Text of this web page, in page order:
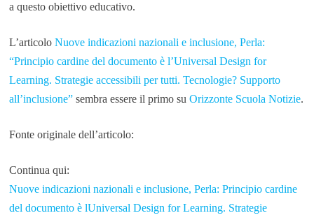
a questo obiettivo educativo.
L’articolo Nuove indicazioni nazionali e inclusione, Perla:
“Principio cardine del documento è l’Universal Design for
Learning. Strategie accessibili per tutti. Tecnologie? Supporto
all’inclusione”sembra essere il primo su Orizzonte Scuola Notizie.
Fonte originale dell’articolo:
Continua qui:
Nuove indicazioni nazionali e inclusione, Perla: Principio cardine
del documento è lUniversal Design for Learning. Strategie